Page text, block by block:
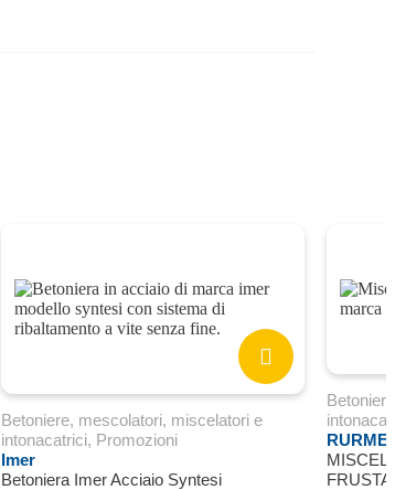
Betoniere, mescolatori, miscelatori e
intonacatrici, Promozioni
Imer
Betoniera Imer Acciaio Syntesi